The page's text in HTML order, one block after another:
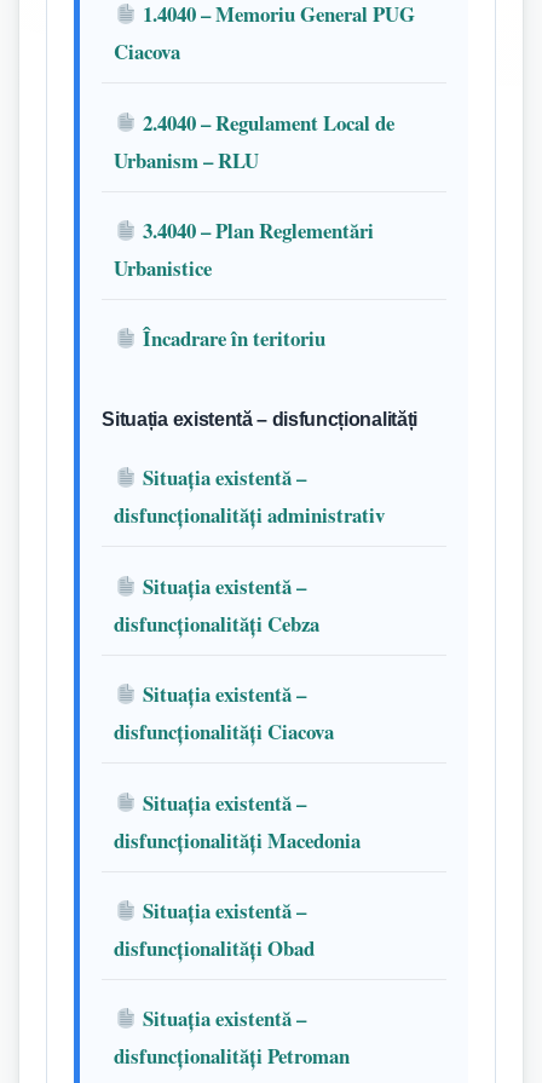
1.4040 – Memoriu General PUG
Ciacova
2.4040 – Regulament Local de
Urbanism – RLU
3.4040 – Plan Reglementări
Urbanistice
Încadrare în teritoriu
Situația existentă – disfuncționalități
Situația existentă –
disfuncționalități administrativ
Situația existentă –
disfuncționalități Cebza
Situația existentă –
disfuncționalități Ciacova
Situația existentă –
disfuncționalități Macedonia
Situația existentă –
disfuncționalități Obad
Situația existentă –
disfuncționalități Petroman